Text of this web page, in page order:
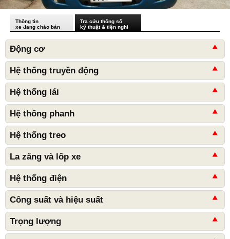
Thông tin
xe đang chào bán
Tra cứu thông số
kỹ thuật & tiện nghi
Động cơ
Hệ thống truyền động
Hệ thống lái
Hệ thống phanh
Hệ thống treo
La zăng và lốp xe
Hệ thống điện
Công suất và hiệu suất
Trọng lượng